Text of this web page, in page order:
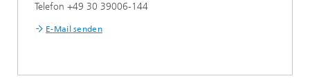
Telefon +49 30 39006-144
E-Mail senden